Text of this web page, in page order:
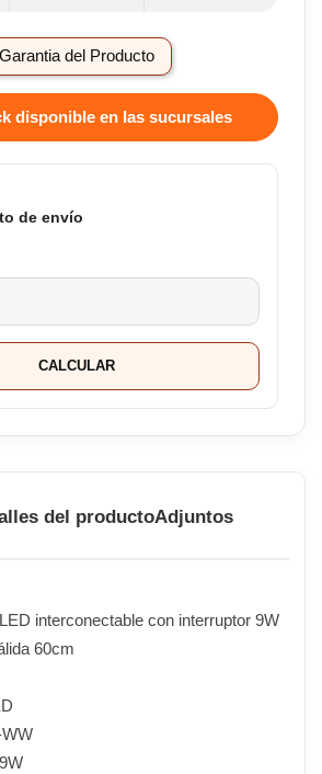
Garantia del Producto
disponible en las sucursales
de envío
CALCULAR
del productoAdjuntos
interconectable con interruptor 9W
60cm